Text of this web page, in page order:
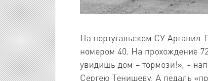
На португальском СУ
номером 40. На прохождение
увидишь дом – тормози!», -
Сергею Тенишеву. А педаль